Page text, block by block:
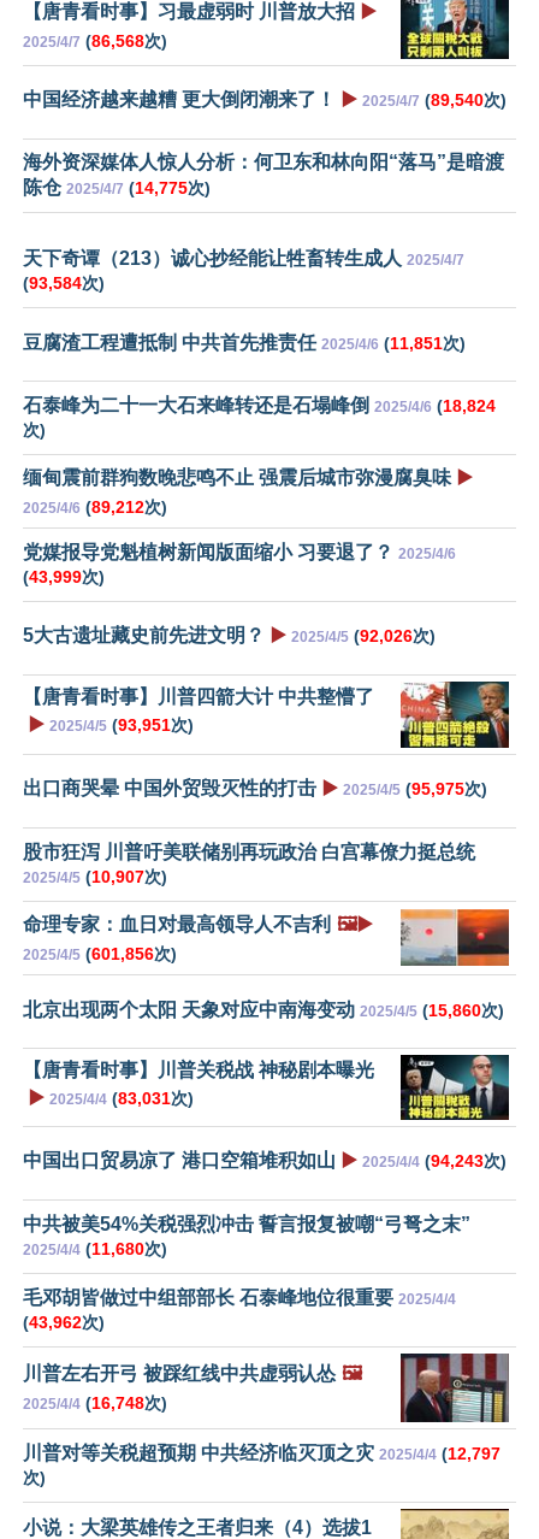
【唐青看时事】习最虚弱时 川普放大招 ▶️
2025/4/7 (86,568次)
中国经济越来越糟 更大倒闭潮来了！ ▶️ 2025/4/7 (89,540次)
海外资深媒体人惊人分析：何卫东和林向阳“落马”是暗渡
陈仓 2025/4/7 (14,775次)
天下奇谭（213）诚心抄经能让牲畜转生成人 2025/4/7
(93,584次)
豆腐渣工程遭抵制 中共首先推责任 2025/4/6 (11,851次)
石泰峰为二十一大石来峰转还是石塌峰倒 2025/4/6 (18,824
次)
缅甸震前群狗数晚悲鸣不止 强震后城市弥漫腐臭味 ▶️
2025/4/6 (89,212次)
党媒报导党魁植树新闻版面缩小 习要退了？ 2025/4/6
(43,999次)
5大古遗址藏史前先进文明？ ▶️ 2025/4/5 (92,026次)
【唐青看时事】川普四箭大计 中共整懵了
▶️ 2025/4/5 (93,951次)
出口商哭晕 中国外贸毁灭性的打击 ▶️ 2025/4/5 (95,975次)
股市狂泻 川普吁美联储别再玩政治 白宫幕僚力挺总统
2025/4/5 (10,907次)
命理专家：血日对最高领导人不吉利 🖼️▶️
2025/4/5 (601,856次)
北京出现两个太阳 天象对应中南海变动 2025/4/5 (15,860次)
【唐青看时事】川普关税战 神秘剧本曝光
▶️ 2025/4/4 (83,031次)
中国出口贸易凉了 港口空箱堆积如山 ▶️ 2025/4/4 (94,243次)
中共被美54%关税强烈冲击 誓言报复被嘲“弓弩之末”
2025/4/4 (11,680次)
毛邓胡皆做过中组部部长 石泰峰地位很重要 2025/4/4
(43,962次)
川普左右开弓 被踩红线中共虚弱认怂 🖼️
2025/4/4 (16,748次)
川普对等关税超预期 中共经济临灭顶之灾 2025/4/4 (12,797
次)
小说：大梁英雄传之王者归来（4）选拔1